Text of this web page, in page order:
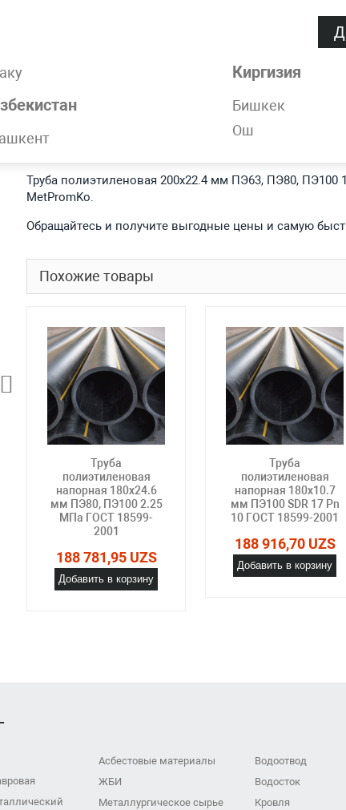
Киргизия
Бишкек
Ош
водопроводная
Подробности
Труба полиэтиленовая 200х22.4 мм ПЭ63, ПЭ80,
MetPromKo.
Обращайтесь и получите выгодные цены и самую
Похожие товары
Труба
полиэтиленовая
напорная 180х24.6
мм ПЭ80, ПЭ100 2.25
МПа ГОСТ 18599-
2001
188 781,95 UZS
Добавить в корзину
Труба
полиэтиленовая
напорная 180х10.7
мм ПЭ100 SDR 17 Pn
10 ГОСТ 18599-2001
188 916,70 UZS
Добавить в корзину
Асбестовые материалы
ЖБИ
Металлургическое сырье
Водоотвод
Водосток
Кровля